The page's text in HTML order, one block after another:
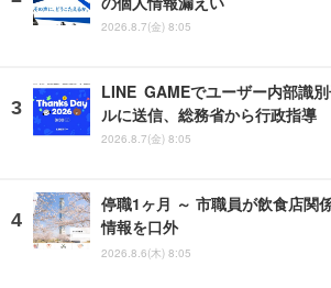
2026.8.7(金) 8:05
LINE GAMEでユーザー内部識
ルに送信、総務省から行政指導
2026.8.7(金) 8:05
停職1ヶ月 ～ 市職員が飲食店関
情報を口外
2026.8.6(木) 8:05